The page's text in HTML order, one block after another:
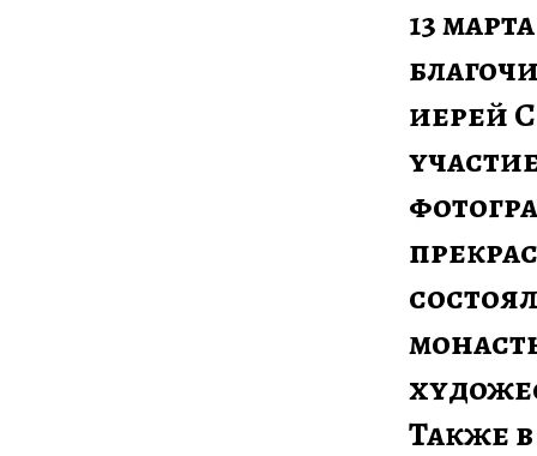
13
иерей
Также